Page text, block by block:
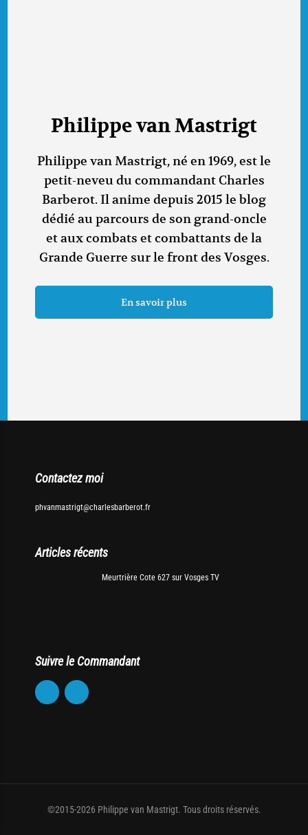
Philippe van Mastrigt
Philippe van Mastrigt, né en 1969, est le
petit-neveu du commandant Charles
Barberot. Il anime depuis 2015 le blog
dédié au parcours de son grand-oncle
et aux combats et combattants de la
Grande Guerre sur le front des Vosges.
En savoir plus
Contactez moi
phvanmastrigt@charlesbarberot.fr
Articles récents
Meurtrière Cote 627 sur Vosges TV
Suivre le Commandant
©2015-2026 Philippe van Mastrigt. Tous droits réservés.